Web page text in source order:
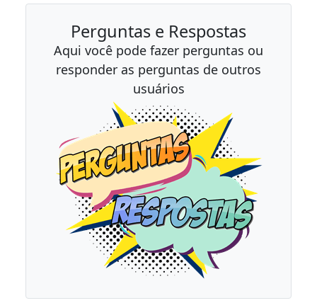
Perguntas e Respostas
Aqui você pode fazer perguntas ou
responder as perguntas de outros
usuários